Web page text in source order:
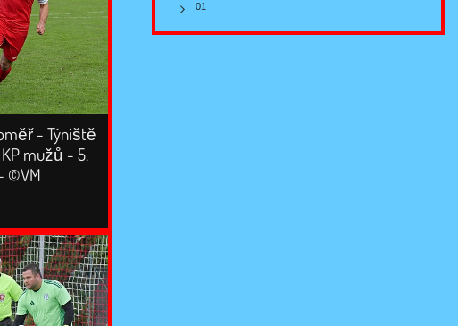
- Týniště
KP mužů - 5.
©VM
01